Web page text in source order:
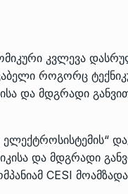
კვლევა
როგორც
და მდგრადი
და მდგრადი
CESI
14
ᲒᲐᲜᲐᲗᲚᲔᲑᲐ
15
ᲒᲐᲜᲐᲗᲚᲔᲑᲐ